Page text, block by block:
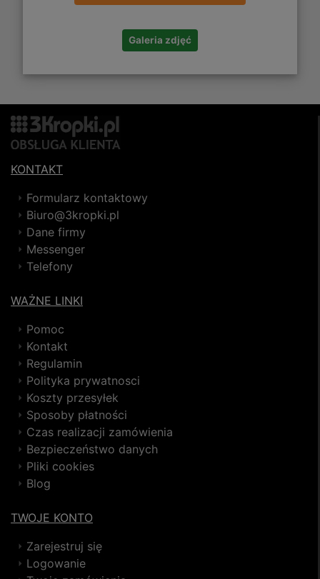
Galeria zdjęć
KONTAKT
Formularz kontaktowy
Biuro@3kropki.pl
Dane firmy
Messenger
Telefony
WAŻNE LINKI
Pomoc
Kontakt
Regulamin
Polityka prywatnosci
Koszty przesyłek
Sposoby płatności
Czas realizacji zamówienia
Bezpieczeństwo danych
Pliki cookies
Blog
TWOJE KONTO
Zarejestruj się
Logowanie